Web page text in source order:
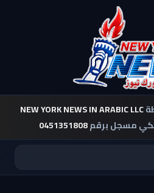
NEW YORK NEWS IN ARABIC LLC
مسجل برقم0451351808